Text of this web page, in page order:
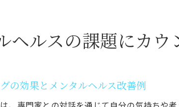
ヘルスの課題にカ
の効果とメンタルヘルス改善例